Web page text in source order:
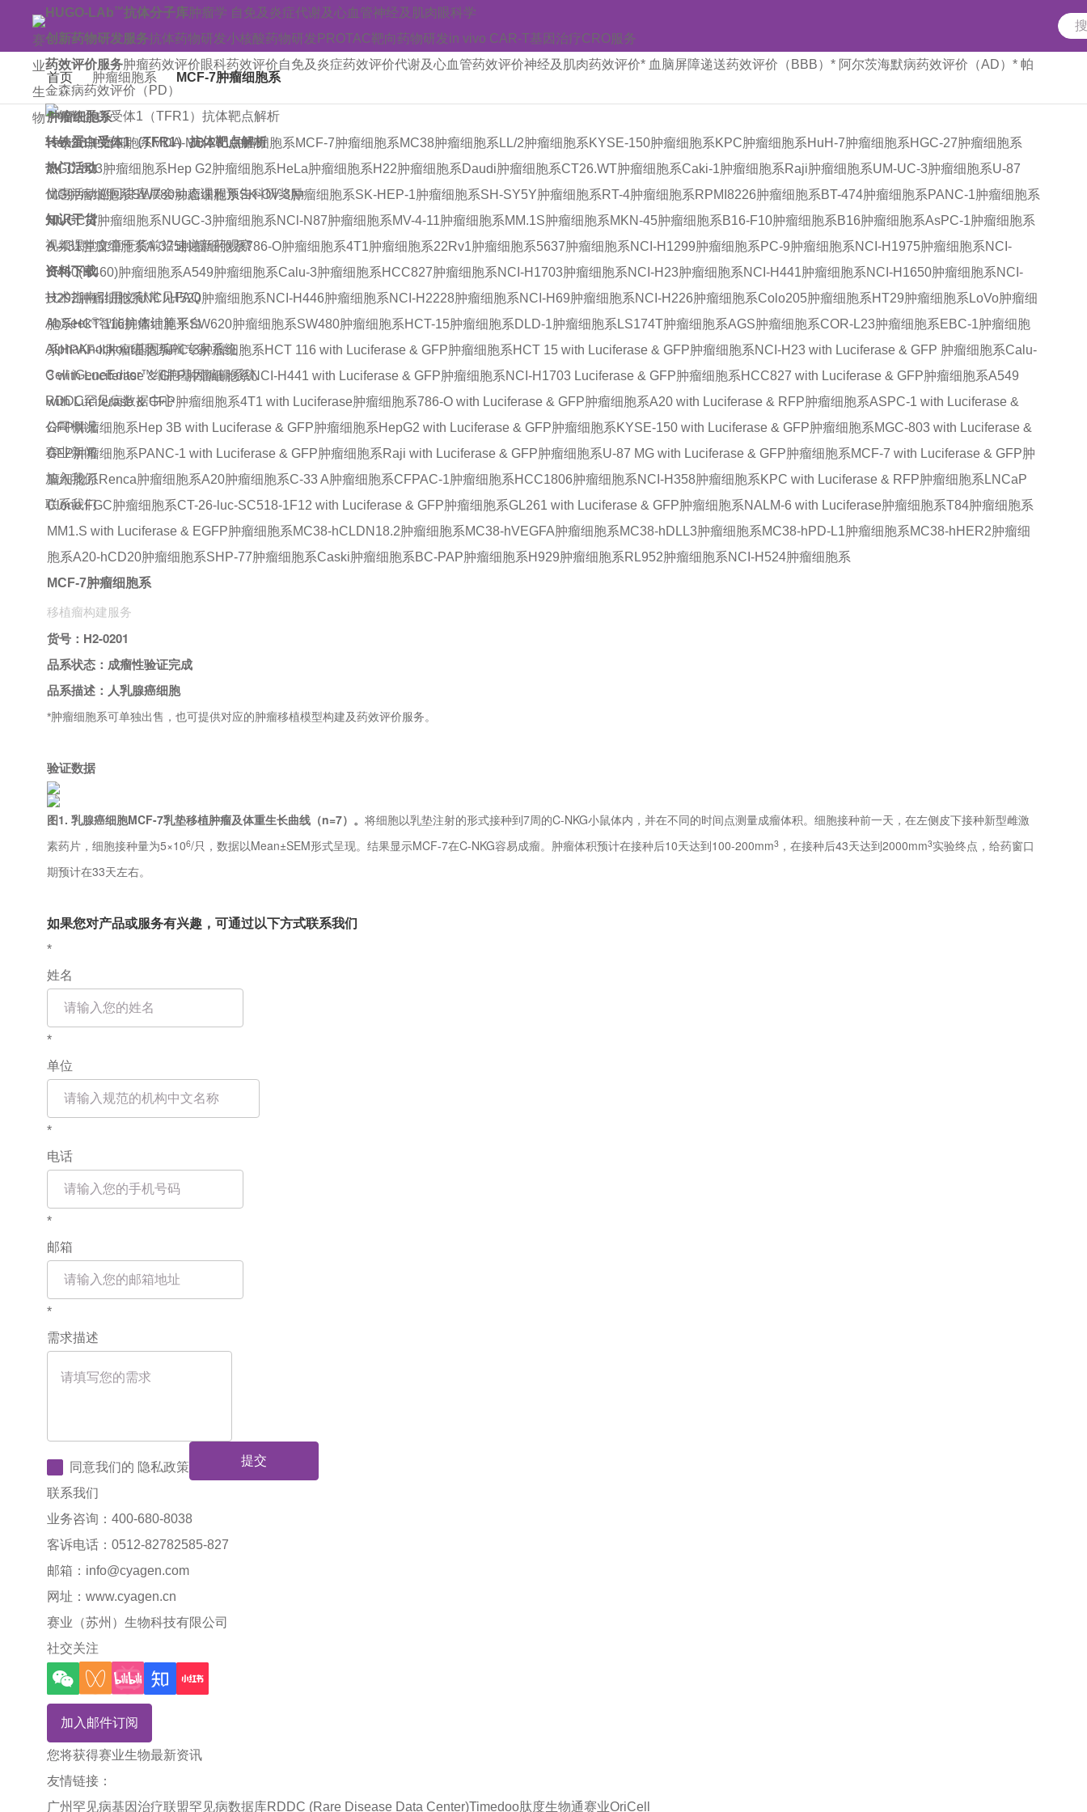
HUGO-LAb™抗体分子库肿瘤学 自免及炎症代谢及心血管神经及肌肉 眼科学
创新药物研发服务抗体药物研发小核酸药物研发 PROTAC靶向药物研发in vivo CAR-T基因治疗CRO服务
药效评价服务肿瘤药效评价眼科药效评价自免及炎症药效评价代谢及心血管药效评价神经及肌肉药效评价* 血脑屏障递送药效评价（BBB） * 阿尔茨海默病药效评价（AD） * 帕
金森病药效评价（PD）
转铁蛋白受体1（TFR1）抗体靶点解析
热门活动
优惠活动巡回讲座展会动态课程预告科研奖励
知识干货
视频课堂文章干货前沿速递新药观察
资料下载
技术指南引用文献常见FAQ
AbSeek®智能抗体计算平台
AlphaKnockout基因编辑专家系统
Cell iGeneEditor™细胞基因编辑系统
RDDC罕见病数据中心
公司概况
赛业新闻
加入我们
联系我们
首页 肿瘤细胞系 MCF-7肿瘤细胞系
肿瘤细胞系
Hep3B肿瘤细胞系MDA-MB-231肿瘤细胞系MCF-7肿瘤细胞系MC38肿瘤细胞系 LL/2肿瘤细胞系KYSE-150肿瘤细胞系KPC肿瘤细胞系HuH-7肿瘤细胞系HGC-27肿瘤细胞系
MGC-803肿瘤细胞系Hep G2肿瘤细胞系HeLa肿瘤细胞系H22肿瘤细胞系Daudi肿瘤细胞系CT26.WT肿瘤细胞系Caki-1肿瘤细胞系Raji肿瘤细胞系UM-UC-3肿瘤细胞系U-87
MG肿瘤细胞系SW780肿瘤细胞系SK-OV-3肿瘤细胞系SK-HEP-1肿瘤细胞系SH-SY5Y肿瘤细胞系RT-4肿瘤细胞系RPMI8226肿瘤细胞系BT-474肿瘤细胞系PANC-1肿瘤细胞系
NUGC-4肿瘤细胞系NUGC-3肿瘤细胞系NCl-N87肿瘤细胞系MV-4-11肿瘤细胞系MM.1S肿瘤细胞系MKN-45肿瘤细胞系B16-F10肿瘤细胞系B16肿瘤细胞系AsPC-1肿瘤细胞系
A-431肿瘤细胞系A-375肿瘤细胞系786-O肿瘤细胞系4T1肿瘤细胞系22Rv1肿瘤细胞系5637肿瘤细胞系NCI-H1299肿瘤细胞系PC-9肿瘤细胞系NCI-H1975肿瘤细胞系NCI-
H460(H460)肿瘤细胞系A549肿瘤细胞系Calu-3肿瘤细胞系HCC827肿瘤细胞系NCI-H1703肿瘤细胞系NCI-H23肿瘤细胞系NCI-H441肿瘤细胞系NCI-H1650肿瘤细胞系NCI-
H292肿瘤细胞系NCI-H520肿瘤细胞系NCI-H446肿瘤细胞系NCI-H2228肿瘤细胞系NCI-H69肿瘤细胞系NCI-H226肿瘤细胞系Colo205肿瘤细胞系HT29肿瘤细胞系 LoVo肿瘤细
胞系HCT-116肿瘤细胞系SW620肿瘤细胞系SW480肿瘤细胞系HCT-15肿瘤细胞系DLD-1肿瘤细胞系 LS174T肿瘤细胞系AGS肿瘤细胞系COR-L23肿瘤细胞系EBC-1肿瘤细胞
系HPAF-II肿瘤细胞系PC-3肿瘤细胞系HCT 116 with Luciferase & GFP肿瘤细胞系HCT 15 with Luciferase & GFP肿瘤细胞系NCI-H23 with Luciferase & GFP 肿瘤细胞系Calu-
3 with Luciferase & GFP肿瘤细胞系NCI-H441 with Luciferase & GFP肿瘤细胞系NCI-H1703 Luciferase & GFP肿瘤细胞系HCC827 with Luciferase & GFP肿瘤细胞系A549
with Luciferase & GFP肿瘤细胞系4T1 with Luciferase肿瘤细胞系786-O with Luciferase & GFP肿瘤细胞系A20 with Luciferase & RFP肿瘤细胞系ASPC-1 with Luciferase &
GFP肿瘤细胞系Hep 3B with Luciferase & GFP肿瘤细胞系HepG2 with Luciferase & GFP肿瘤细胞系KYSE-150 with Luciferase & GFP肿瘤细胞系MGC-803 with Luciferase &
GFP肿瘤细胞系PANC-1 with Luciferase & GFP肿瘤细胞系Raji with Luciferase & GFP肿瘤细胞系U-87 MG with Luciferase & GFP肿瘤细胞系MCF-7 with Luciferase & GFP肿
瘤细胞系Renca肿瘤细胞系A20肿瘤细胞系C-33 A肿瘤细胞系CFPAC-1肿瘤细胞系HCC1806肿瘤细胞系NCI-H358肿瘤细胞系KPC with Luciferase & RFP肿瘤细胞系 LNCaP
Clone FGC肿瘤细胞系CT-26-luc-SC518-1F12 with Luciferase & GFP肿瘤细胞系GL261 with Luciferase & GFP肿瘤细胞系NALM-6 with Luciferase肿瘤细胞系T84肿瘤细胞系
MM1.S with Luciferase & EGFP肿瘤细胞系MC38-hCLDN18.2肿瘤细胞系MC38-hVEGFA肿瘤细胞系MC38-hDLL3肿瘤细胞系MC38-hPD-L1肿瘤细胞系MC38-hHER2肿瘤细
胞系A20-hCD20肿瘤细胞系SHP-77肿瘤细胞系Caski肿瘤细胞系BC-PAP肿瘤细胞系H929肿瘤细胞系RL952肿瘤细胞系NCI-H524肿瘤细胞系
MCF-7肿瘤细胞系
移植瘤构建服务
货号： H2-0201
品系状态：成瘤性验证完成
品系描述：人乳腺癌细胞
*肿瘤细胞系可单独出售， 也可提供对应的肿瘤移植模型构建及药效评价服务。
验证数据
图1. 乳腺癌细胞MCF-7乳垫移植肿瘤及体重生长曲线（n=7）。 将细胞以乳垫注射的形式接种到7周的C-NKG小鼠体内，并在不同的时间点测量成瘤体积。细胞接种前一天，在左侧皮下接种新型雌激
素药片，细胞接种量为5×106/只，数据以Mean±SEM形式呈现。结果显示MCF-7在C-NKG容易成瘤。肿瘤体积预计在接种后10天达到100-200mm3 ，在接种后43天达到2000mm3实验终点，给药窗口
期预计在33天左右。
如果您对产品或服务有兴趣，可通过以下方式联系我们
*
姓名
*
单位
*
电话
*
邮箱
*
需求描述
同意我们的 隐私政策 提交
联系我们
业务咨询：400-680-8038
客诉电话：0512-82782585-827
邮箱： info@cyagen.com
网址： www.cyagen.cn
赛业（苏州）生物科技有限公司
社交关注
加入邮件订阅
您将获得赛业生物最新资讯
友情链接：
广州罕见病基因治疗联盟罕见病数据库RDDC (Rare Disease Data Center)Timedoo肽度生物通赛业OriCell